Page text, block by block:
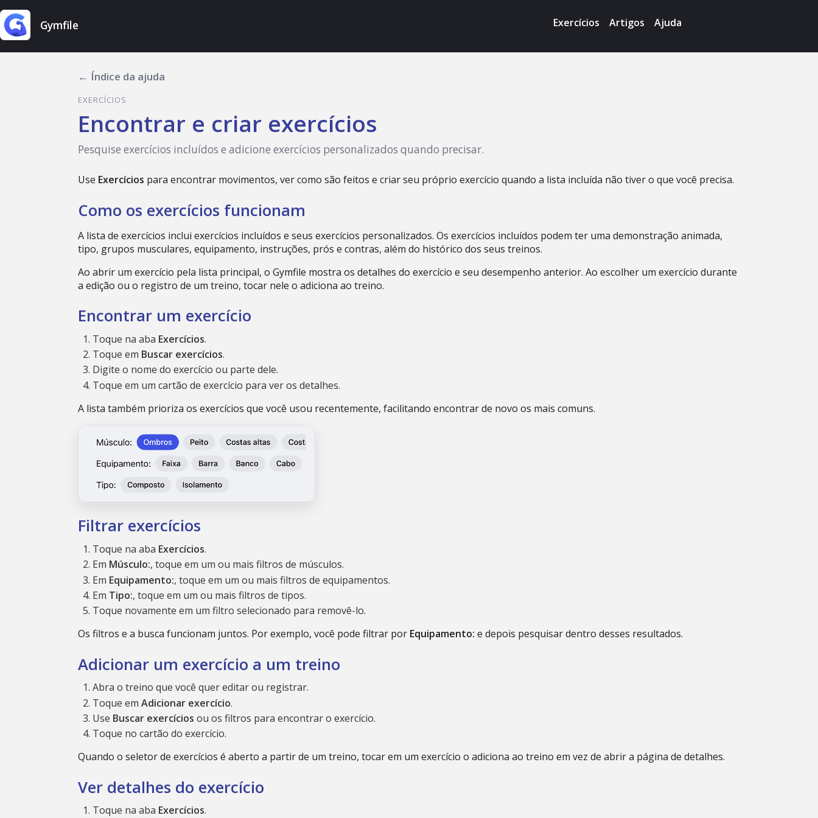
Gymfile Exercícios Artigos Ajuda
← Índice da ajuda
EXERCÍCIOS
Encontrar e criar exercícios
Pesquise exercícios incluídos e adicione exercícios personalizados quando precisar.
Use Exercícios para encontrar movimentos, ver como são feitos e criar seu próprio exercício quando a lista incluída não tiver o que você precisa.
Como os exercícios funcionam
A lista de exercícios inclui exercícios incluídos e seus exercícios personalizados. Os exercícios incluídos podem ter uma demonstração animada,
tipo, grupos musculares, equipamento, instruções, prós e contras, além do histórico dos seus treinos.
Ao abrir um exercício pela lista principal, o Gymfile mostra os detalhes do exercício e seu desempenho anterior. Ao escolher um exercício durante
a edição ou o registro de um treino, tocar nele o adiciona ao treino.
Encontrar um exercício
Toque na aba Exercícios.
Toque em Buscar exercícios.
Digite o nome do exercício ou parte dele.
Toque em um cartão de exercício para ver os detalhes.
A lista também prioriza os exercícios que você usou recentemente, facilitando encontrar de novo os mais comuns.
Filtrar exercícios
Toque na aba Exercícios.
Em Músculo:, toque em um ou mais filtros de músculos.
Em Equipamento:, toque em um ou mais filtros de equipamentos.
Em Tipo:, toque em um ou mais filtros de tipos.
Toque novamente em um filtro selecionado para removê-lo.
Os filtros e a busca funcionam juntos. Por exemplo, você pode filtrar por Equipamento: e depois pesquisar dentro desses resultados.
Adicionar um exercício a um treino
Abra o treino que você quer editar ou registrar.
Toque em Adicionar exercício.
Use Buscar exercícios ou os filtros para encontrar o exercício.
Toque no cartão do exercício.
Quando o seletor de exercícios é aberto a partir de um treino, tocar em um exercício o adiciona ao treino em vez de abrir a página de detalhes.
Ver detalhes do exercício
Toque na aba Exercícios.